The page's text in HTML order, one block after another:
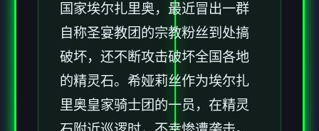
国家埃尔扎里奥，最近冒出一群
自称圣宴教团的宗教粉丝到处搞
破坏，还不断攻击破坏全国各地
的精灵石。希娅莉丝作为埃尔扎
里奥皇家骑士团的一员，在精灵